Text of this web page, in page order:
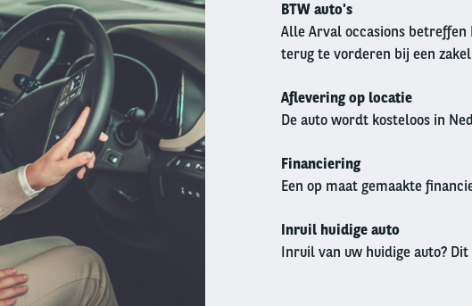
BTW auto's
Alle Arval occasions betreffen
terug te vorderen bij een
Aflevering op locatie
De auto wordt kosteloos in
Financiering
Een op maat gemaakte
Inruil huidige auto
Inruil van uw huidige auto?